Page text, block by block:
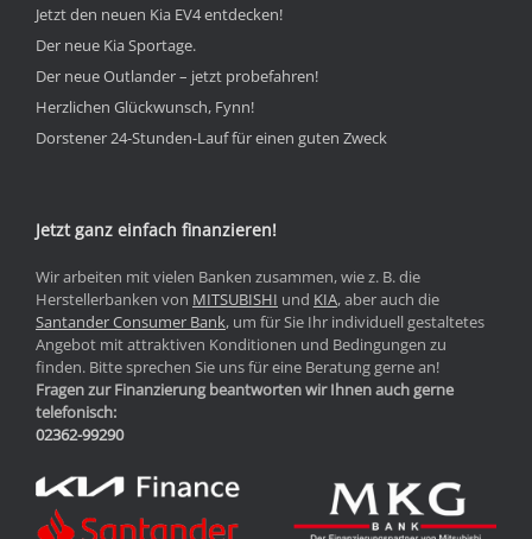
Jetzt den neuen Kia EV4 entdecken!
Der neue Kia Sportage.
Der neue Outlander – jetzt probefahren!
Herzlichen Glückwunsch, Fynn!
Dorstener 24-Stunden-Lauf für einen guten Zweck
Jetzt ganz einfach finanzieren!
Wir arbeiten mit vielen Banken zusammen, wie z. B. die
Herstellerbanken von MITSUBISHI und KIA, aber auch die
Santander Consumer Bank, um für Sie Ihr individuell gestaltetes
Angebot mit attraktiven Konditionen und Bedingungen zu
finden. Bitte sprechen Sie uns für eine Beratung gerne an!
Fragen zur Finanzierung beantworten wir Ihnen auch gerne
telefonisch:
02362-99290